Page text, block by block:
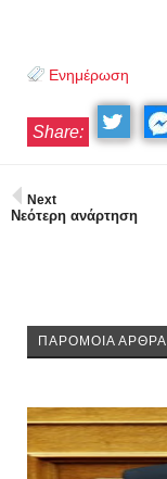
Ενημέρωση
Share:
Next
Νεότερη ανάρτηση
ΠΑΡΟΜΟΙΑ ΑΡΘΡΑ